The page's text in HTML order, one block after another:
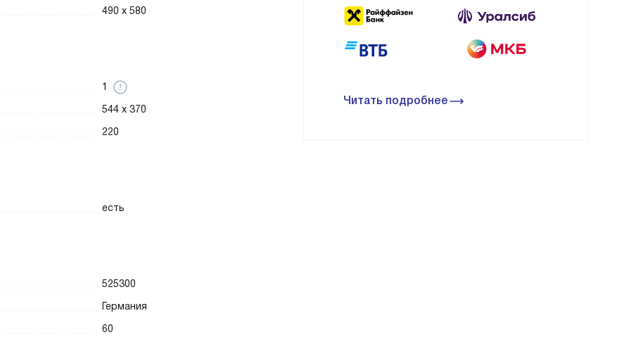
Читать подробнее
490 x 580
1
544 x 370
220
есть
525300
Германия
60